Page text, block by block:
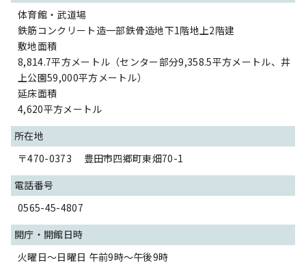
体育館・武道場
鉄筋コンクリート造一部鉄骨造地下1階地上2階建
敷地面積
8,814.7平方メートル（センター部分9,358.5平方メートル、井
上公園59,000平方メートル）
延床面積
4,620平方メートル
所在地
〒470-0373 豊田市四郷町東畑70-1
電話番号
0565-45-4807
開庁・開館日時
火曜日～日曜日 午前9時～午後9時